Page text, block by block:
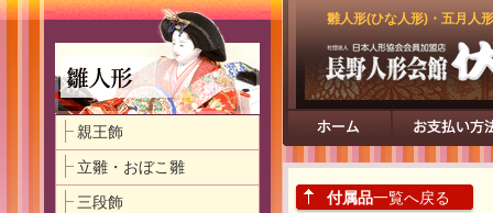
雛人形(ひな人形)・五月人
付属品一覧へ戻る
親王飾
立雛・おぼこ雛
三段飾